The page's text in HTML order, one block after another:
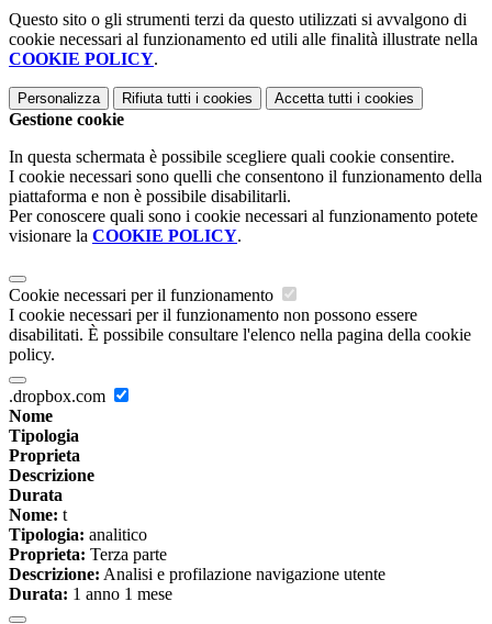
Questo sito o gli strumenti terzi da questo utilizzati si avvalgono di
cookie necessari al funzionamento ed utili alle finalità illustrate nella
COOKIE POLICY.
Personalizza Rifiuta tutti i cookies Accetta tutti i cookies
Gestione cookie
In questa schermata è possibile scegliere quali cookie consentire.
I cookie necessari sono quelli che consentono il funzionamento della
piattaforma e non è possibile disabilitarli.
Per conoscere quali sono i cookie necessari al funzionamento potete
visionare la COOKIE POLICY.
Cookie necessari per il funzionamento
I cookie necessari per il funzionamento non possono essere
disabilitati. È possibile consultare l'elenco nella pagina della cookie
policy.
.dropbox.com
Nome
Tipologia
Proprieta
Descrizione
Durata
Nome: t
Tipologia: analitico
Proprieta: Terza parte
Descrizione: Analisi e profilazione navigazione utente
Durata: 1 anno 1 mese